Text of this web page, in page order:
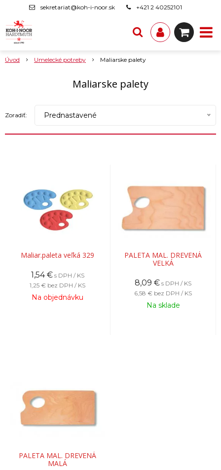
sekretariat@koh-i-noor.sk +421 2 40252101
Úvod Umelecké potreby Maliarske palety
Maliarske palety
Zoradiť: Prednastavené
Maliar.paleta veľká 329
1,54 € s DPH / KS
1,25 € bez DPH / KS
Na objednávku
PALETA MAL. DREVENÁ
VELKÁ
8,09 € s DPH / KS
6,58 € bez DPH / KS
Na sklade
PALETA MAL. DREVENÁ
MALÁ